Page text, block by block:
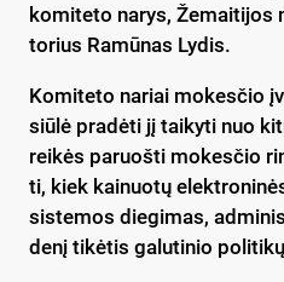
ko­mi­te­to na­rys, Že­mai­ti­jos
to­rius Ra­mū­nas Ly­dis.
Ko­mi­te­to na­riai mo­kes­čio
siū­lė pra­dė­ti jį tai­ky­ti nuo
rei­kės pa­ruoš­ti mo­kes­čio
ti, kiek kai­nuo­tų
sis­te­mos die­gi­mas,
de­nį ti­kė­tis ga­lu­ti­nio